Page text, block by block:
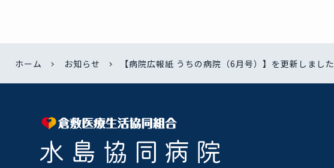
ホーム お知らせ 【病院広報紙 うちの病院（6月号）】を更新しました